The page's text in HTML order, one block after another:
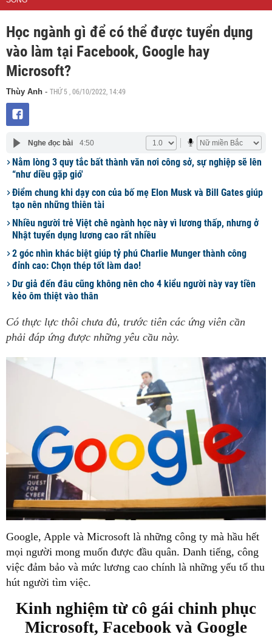
Học ngành gì để có thể được tuyển dụng
vào làm tại Facebook, Google hay
Microsoft?
Thùy Anh - THỨ 5 , 06/10/2022, 14:49
Nghe đọc bài 4:50
Nằm lòng 3 quy tắc bất thành văn nơi công sở, sự nghiệp sẽ lên
“như diều gặp gió'
Điểm chung khi dạy con của bố mẹ Elon Musk và Bill Gates giúp
tạo nên những thiên tài
Nhiều người trẻ Việt chê ngành học này vì lương thấp, nhưng ở
Nhật tuyển dụng lương cao rất nhiều
2 góc nhìn khác biệt giúp tỷ phú Charlie Munger thành công
đỉnh cao: Chọn thép tốt làm dao!
Dư giả đến đâu cũng không nên cho 4 kiểu người này vay tiền
kẻo ôm thiệt vào thân
Có thực lực thôi chưa đủ, trước tiên các ứng viên cần
phải đáp ứng được những yêu cầu này.
Google, Apple và Microsoft là những công ty mà hầu hết
mọi người mong muốn được đầu quân. Danh tiếng, công
việc đảm bảo và mức lương cao chính là những yếu tố thu
hút người tìm việc.
Kinh nghiệm từ cô gái chinh phục
Microsoft, Facebook và Google